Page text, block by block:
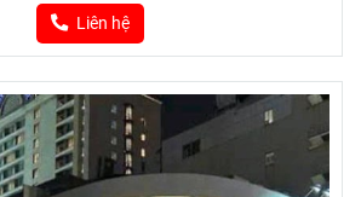
Liên hệ